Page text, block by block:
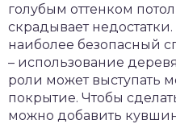
голубым оттенком
скрадывает
наиболее безопасный
– использование
роли может выступать
покрытие. Чтобы
можно добавить